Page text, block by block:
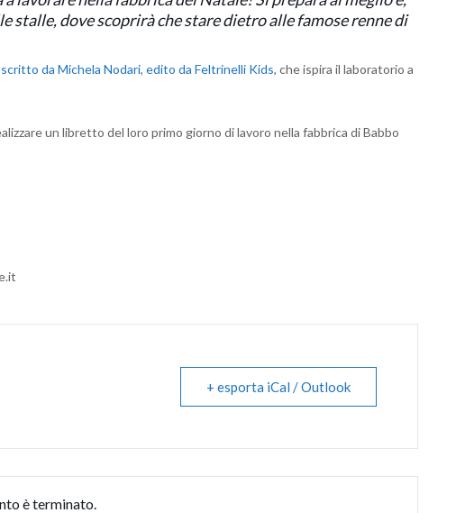
dove scoprirà che stare dietro alle famose renne di
da Michela Nodari, edito da Feltrinelli Kids, che ispira il laboratorio a
un libretto del loro primo giorno di lavoro nella fabbrica di Babbo
+ esporta iCal / Outlook
è terminato.